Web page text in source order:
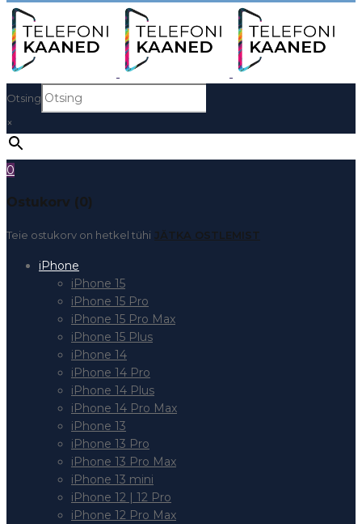
Otsing
×
0
Ostukorv (0)
Teie ostukorv on hetkel tühi JÄTKA OSTLEMIST
iPhone
iPhone 15
iPhone 15 Pro
iPhone 15 Pro Max
iPhone 15 Plus
iPhone 14
iPhone 14 Pro
iPhone 14 Plus
iPhone 14 Pro Max
iPhone 13
iPhone 13 Pro
iPhone 13 Pro Max
iPhone 13 mini
iPhone 12 | 12 Pro
iPhone 12 Pro Max